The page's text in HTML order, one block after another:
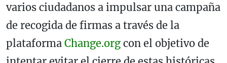
varios ciudadanos a impulsar una campaña
de recogida de firmas a través de la
plataforma Change.org con el objetivo de